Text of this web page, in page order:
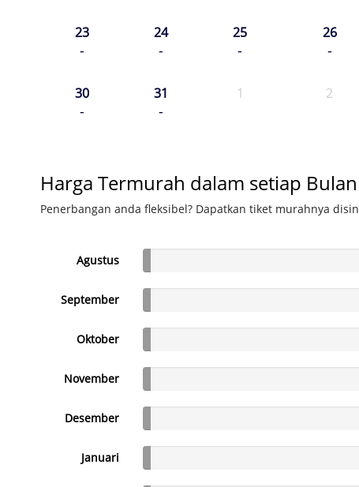
23
-
24
-
25
-
26
-
30
-
31
-
1 2
Harga Termurah dalam setiap Bulan
Penerbangan anda fleksibel? Dapatkan tiket murahnya
Agustus
September
Oktober
November
Desember
Januari